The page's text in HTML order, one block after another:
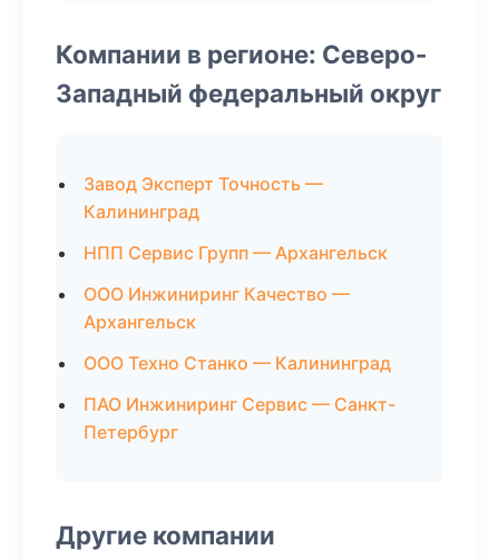
Компании в регионе: Северо-
Западный федеральный округ
Завод Эксперт Точность —
Калининград
НПП Сервис Групп — Архангельск
ООО Инжиниринг Качество —
Архангельск
ООО Техно Станко — Калининград
ПАО Инжиниринг Сервис — Санкт-
Петербург
Другие компании